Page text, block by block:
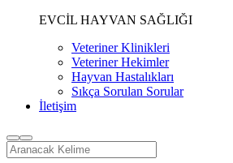
EVCİL HAYVAN SAĞLIĞI
Veteriner Klinikleri
Veteriner Hekimler
Hayvan Hastalıkları
Sıkça Sorulan Sorular
İletişim